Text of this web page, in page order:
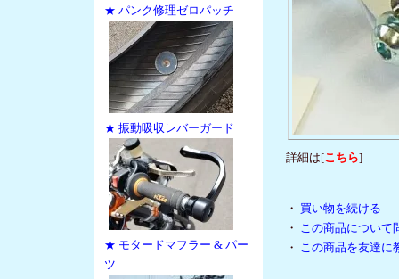
★ パンク修理ゼロパッチ
★ 振動吸収レバーガード
★ モタードマフラー & パー
ツ
詳細は[こちら]
・ 買い物を続ける
・ この商品について
・ この商品を友達に